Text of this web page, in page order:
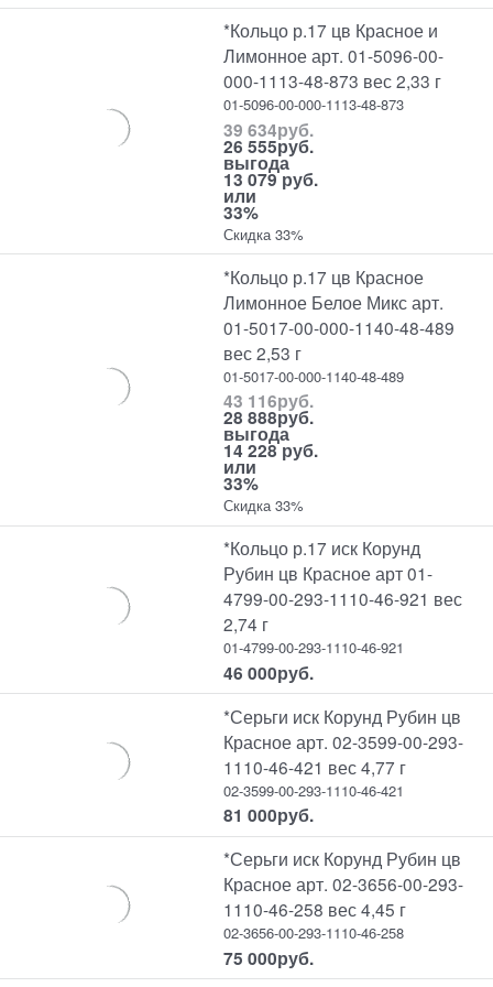
*Кольцо р.17 цв Красное и
Лимонное арт. 01-5096-00-
000-1113-48-873 вес 2,33 г
01-5096-00-000-1113-48-873
39 634руб.
26 555руб.
выгода
13 079 руб.
или
33%
Скидка 33%
*Кольцо р.17 цв Красное
Лимонное Белое Микс арт.
01-5017-00-000-1140-48-489
вес 2,53 г
01-5017-00-000-1140-48-489
43 116руб.
28 888руб.
выгода
14 228 руб.
или
33%
Скидка 33%
*Кольцо р.17 иск Корунд
Рубин цв Красное арт 01-
4799-00-293-1110-46-921 вес
2,74 г
01-4799-00-293-1110-46-921
46 000руб.
*Серьги иск Корунд Рубин цв
Красное арт. 02-3599-00-293-
1110-46-421 вес 4,77 г
02-3599-00-293-1110-46-421
81 000руб.
*Серьги иск Корунд Рубин цв
Красное арт. 02-3656-00-293-
1110-46-258 вес 4,45 г
02-3656-00-293-1110-46-258
75 000руб.